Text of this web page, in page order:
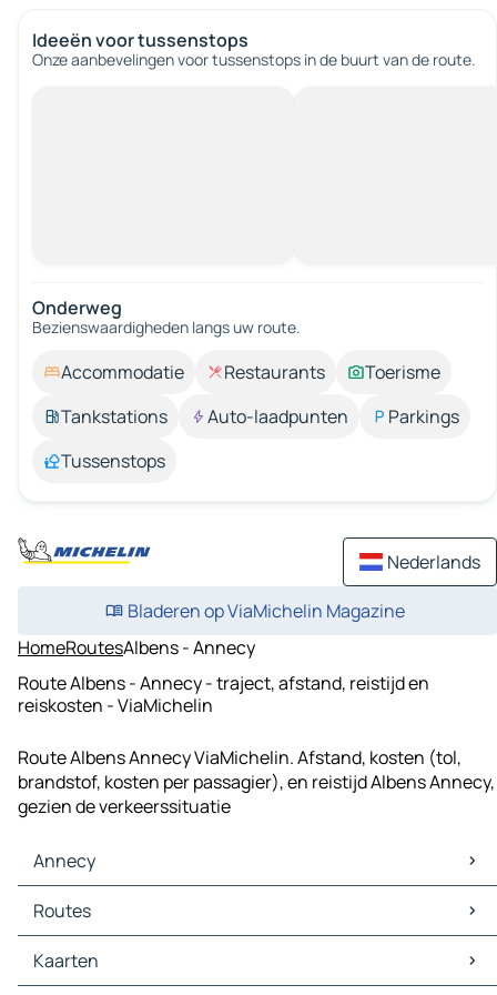
Ideeën voor tussenstops
Onze aanbevelingen voor tussenstops in de buurt van de route.
Onderweg
Bezienswaardigheden langs uw route.
Accommodatie Restaurants
Toerisme
Tankstations
Auto-laadpunten
Parkings
Tussenstops
Nederlands
Bladeren op ViaMichelin Magazine
HomeRoutesAlbens - Annecy
Route Albens - Annecy - traject, afstand, reistijd en
reiskosten - ViaMichelin
Route Albens Annecy ViaMichelin. Afstand, kosten (tol,
brandstof, kosten per passagier), en reistijd Albens Annecy,
gezien de verkeerssituatie
Annecy
Annecy Kaarten
Annecy Verkeer
Annecy Hotels
Annecy Restaurants
Routes
Routes Annecy - Genève
Routes Annecy - Chambéry
Kaarten